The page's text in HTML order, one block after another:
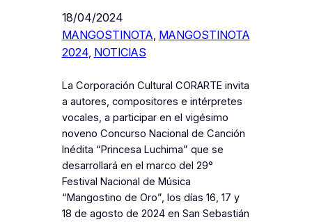
18/04/2024
MANGOSTINOTA MANGOSTINOTA
2024, NOTICIAS
La Corporación Cultural CORARTE invita
a autores, compositores e intérpretes
vocales, a participar en el vigésimo
noveno Concurso Nacional de Canción
Inédita “Princesa Luchima” que se
desarrollará en el marco del 29°
Festival Nacional de Música
“Mangostino de Oro”, los días 16, 17 y
18 de agosto de 2024 en San Sebastián